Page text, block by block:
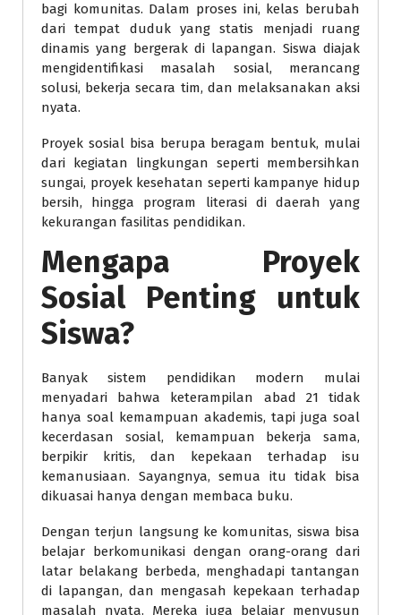
bagi komunitas. Dalam proses ini, kelas berubah
dari tempat duduk yang statis menjadi ruang
dinamis yang bergerak di lapangan. Siswa diajak
mengidentifikasi masalah sosial, merancang
solusi, bekerja secara tim, dan melaksanakan aksi
nyata.
Proyek sosial bisa berupa beragam bentuk, mulai
dari kegiatan lingkungan seperti membersihkan
sungai, proyek kesehatan seperti kampanye hidup
bersih, hingga program literasi di daerah yang
kekurangan fasilitas pendidikan.
Mengapa Proyek
Sosial Penting untuk
Siswa?
Banyak sistem pendidikan modern mulai
menyadari bahwa keterampilan abad 21 tidak
hanya soal kemampuan akademis, tapi juga soal
kecerdasan sosial, kemampuan bekerja sama,
berpikir kritis, dan kepekaan terhadap isu
kemanusiaan. Sayangnya, semua itu tidak bisa
dikuasai hanya dengan membaca buku.
Dengan terjun langsung ke komunitas, siswa bisa
belajar berkomunikasi dengan orang-orang dari
latar belakang berbeda, menghadapi tantangan
di lapangan, dan mengasah kepekaan terhadap
masalah nyata. Mereka juga belajar menyusun